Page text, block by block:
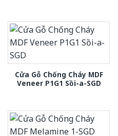
Cửa Gỗ Chống Cháy MDF
Veneer P1G1 Sồi-a-SGD